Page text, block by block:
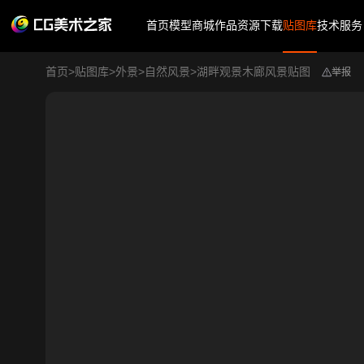
首页模型商城作品资源下载贴图库技术服务
首页>贴图库>外景>自然风景>湖畔观景木廊风景贴图 举报